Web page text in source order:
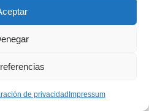
de privacidad Impressum
gastrobar y sus
de tu restaurante